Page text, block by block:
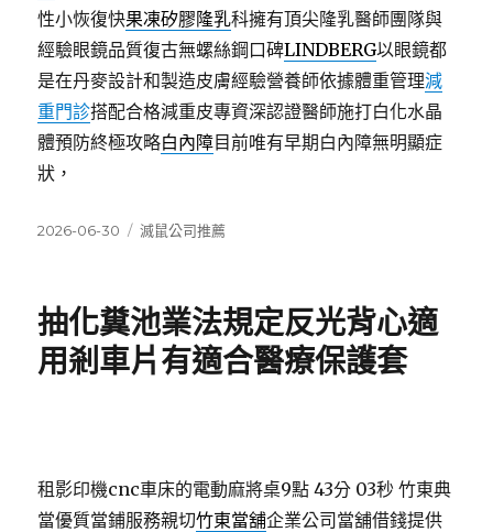
性小恢復快果凍矽膠隆乳科擁有頂尖隆乳醫師團隊與
經驗眼鏡品質復古無螺絲鋼口碑LINDBERG以眼鏡都
是在丹麥設計和製造皮膚經驗營養師依據體重管理減
重門診搭配合格減重皮專資深認證醫師施打白化水晶
體預防終極攻略白內障目前唯有早期白內障無明顯症
狀，
發
2026-06-30
分
滅鼠公司推薦
抽化糞池業法規定反光背心適
用剎車片有適合醫療保護套
租影印機cnc車床的電動麻將桌9點 43分 03秒 竹東典
當優質當鋪服務親切竹東當舖企業公司當舖借錢提供